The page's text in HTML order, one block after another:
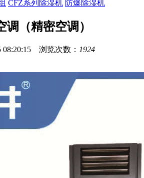
CFZ系列除湿机 防爆除湿机
（精密空调）
08:20:15 浏览次数： 1924